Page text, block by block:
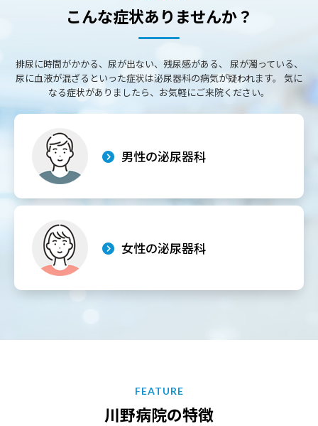
こんな症状ありませんか？
排尿に時間がかかる、尿が出ない、残尿感がある、 尿が濁っている、
尿に血液が混ざるといった症状は泌尿器科の病気が疑われます。
気に
なる症状がありましたら、お気軽にご来院ください。
男性の泌尿器科
女性の泌尿器科
FEATURE
川野病院の特徴